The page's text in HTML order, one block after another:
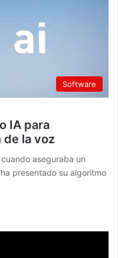
Software
IA para
de la voz
aseguraba un
presentado su algoritmo